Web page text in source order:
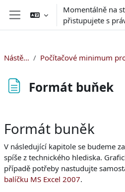
Přejít k hlavnímu obsahu
Boční panel
Momentálně na
přistupujete s
Nástěnka
Formát buňek
Formát buněk
V následující kapitole se budeme
spíše z technického hlediska.
případě potřeby nastudujte
balíčku MS Excel 2007.